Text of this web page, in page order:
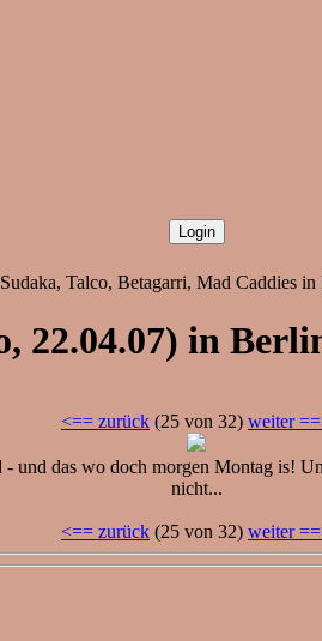
Talco, Betagarri, Mad Caddies
22.04.07) in
<== zurück (25 von 32) weiter
das wo doch morgen Montag is!
nicht...
<== zurück (25 von 32) weiter